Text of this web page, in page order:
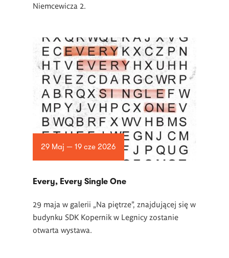
Niemcewicza 2.
29 Maj — 19 cze 2026
Every, Every Single One
29 maja w galerii „Na piętrze”, znajdującej się w
budynku SDK Kopernik w Legnicy zostanie
otwarta wystawa.